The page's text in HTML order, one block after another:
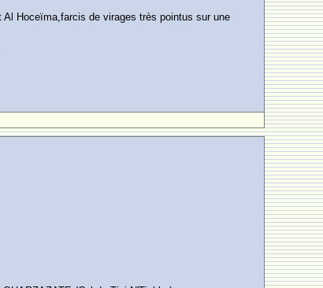
Hoceïma,farcis de virages très pointus sur une